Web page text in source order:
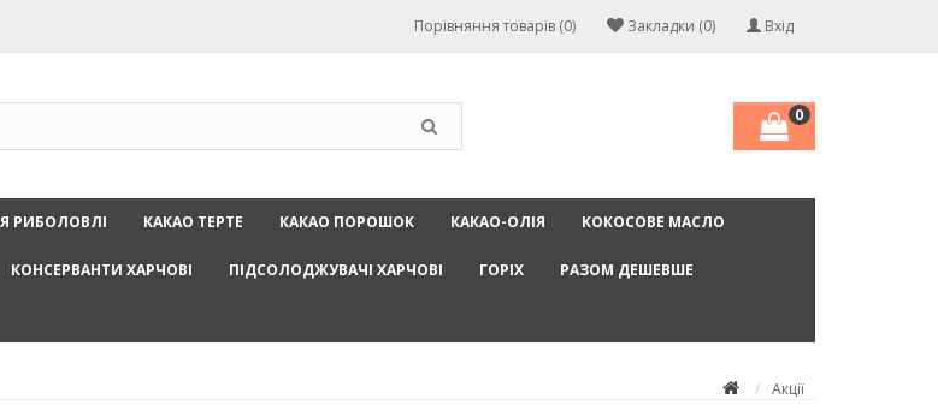
Вхід
Закладки (0)
Порівняння товарів (0)
0
РИБОЛОВЛІ КАКАО ТЕРТЕ КАКАО ПОРОШОК КАКАО-ОЛІЯ КОКОСОВЕ МАСЛО
КОНСЕРВАНТИ ХАРЧОВІ ПІДСОЛОДЖУВАЧІ ХАРЧОВІ ГОРІХ РАЗОМ ДЕШЕВШЕ
Акції